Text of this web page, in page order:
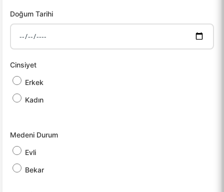
Doğum Tarihi
Cinsiyet
Erkek
Kadın
Medeni Durum
Evli
Bekar